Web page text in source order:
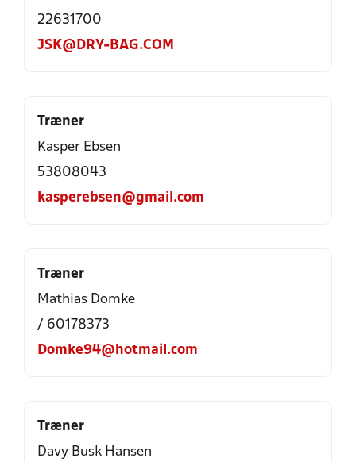
22631700
JSK@DRY-BAG.COM
Træner
Kasper Ebsen
53808043
kasperebsen@gmail.com
Træner
Mathias Domke
/ 60178373
Domke94@hotmail.com
Træner
Davy Busk Hansen